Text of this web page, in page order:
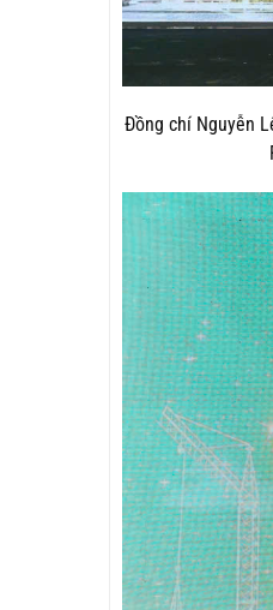
Đồng chí Nguyễn